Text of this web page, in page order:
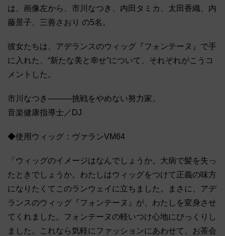
は、画像左から、市川なつき、内田タミカ、太田香織、内
藤景子、三善さおり の5名。
彼女たちは、アデランスのウィッグ『フォンテーヌ』で手
に入れた、“新たな美と幸せ”について、それぞれがこうコ
メントした。
市川なつき―――挑戦をやめない努力家。
音楽健康指導士／DJ
◆使用ウィッグ：ヴァランVM64
「ウィッグのイメージはなんでしょうか。大病で髪を失っ
たときでしょうか。わたしはウィッグをつけて正義の味方
になりたくてこのランウェイに立ちました。まさに、アデ
ランスのウィッグ『フォンテーヌ』が、わたしを変身させ
てくれました。フォンテーヌの軽いつけ心地にびっくりし
ました。これなら気軽にファッションにあわせて、お茶会